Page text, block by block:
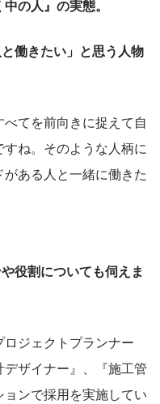
の人』の実態。
働きたい」と思う人物
べてを前向きに捉えて自
ね。そのような人柄に
ある人と一緒に働きた
役割についても伺えま
ロジェクトプランナー
デザイナー』、『施工管
ンで採用を実施してい